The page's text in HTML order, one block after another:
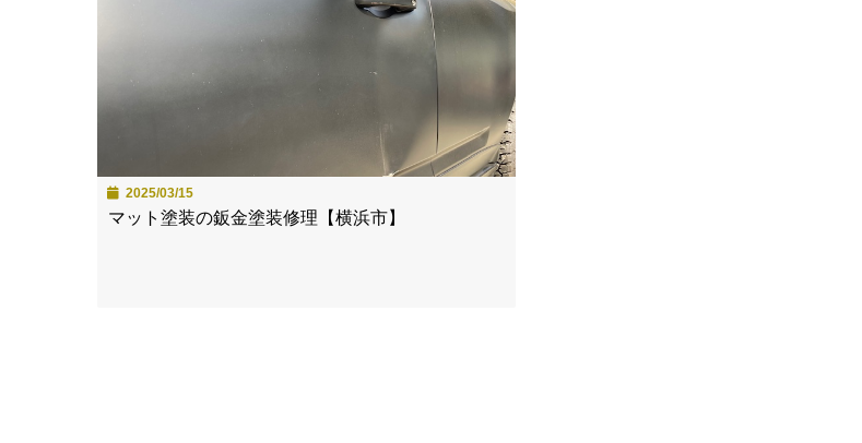
2025/03/15
マット塗装の鈑金塗装修理【横浜市】